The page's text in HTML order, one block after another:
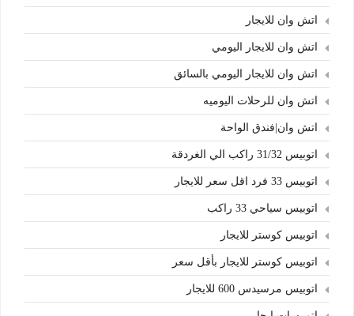
اتش وان للايجار
اتش وان للايجار اليومي
اتش وان للايجار اليومي بالسائق
اتش وان للرحلات اليوميه
اتش وان|فندق الواحة
اتوبيس 31/32 راكب الي الغردقة
اتوبيس 33 فرد اقل سعر للايجار
اتوبيس سياحي 33 راكب
اتوبيس كوستر للايجار
اتوبيس كوستر للايجار بأقل سعر
اتوبيس مرسيدس 600 للايجار